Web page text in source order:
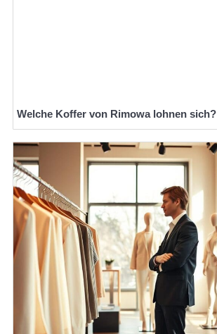
Welche Koffer von Rimowa lohnen sich?